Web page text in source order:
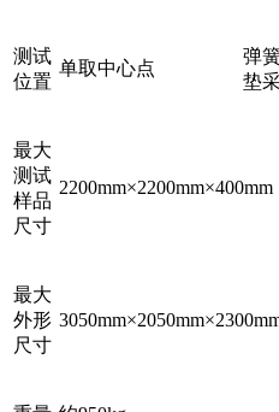
测试
位置
单取中心点
弹
垫
最大
测试
样品
尺寸
最大
外形
尺寸